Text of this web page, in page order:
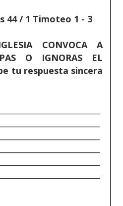
44 / 1 Timoteo 1 - 3
CONVOCA A
O IGNORAS EL
tu respuesta sincera